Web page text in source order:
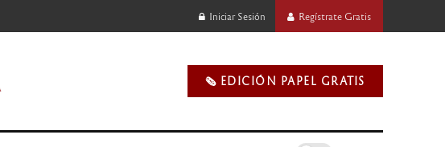
Iniciar Sesión Regístrate Gratis
🗞️ EDICIÓN PAPEL GRATIS